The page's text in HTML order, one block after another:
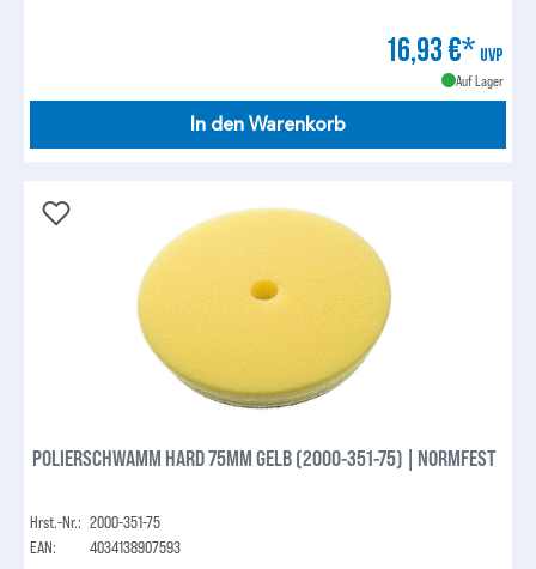
16,93 €* UVP
Auf Lager
In den Warenkorb
POLIERSCHWAMM HARD 75MM GELB (2000-351-75) | NORMFEST
Hrst.-Nr.: 2000-351-75
EAN:
4034138907593